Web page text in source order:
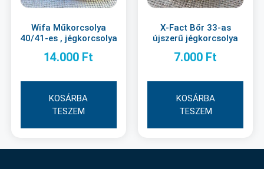
Wifa Műkorcsolya
40/41-es , jégkorcsolya
14.000 Ft
KOSÁRBA
TESZEM
X-Fact Bőr 33-as
újszerű jégkorcsolya
7.000 Ft
KOSÁRBA
TESZEM